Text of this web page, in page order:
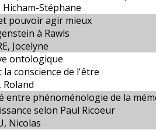
Hicham-Stéphane
pouvoir agir mieux
à Rawls
Jocelyne
ontologique
la conscience de l'être
Roland
entre phénoménologie de la
selon Paul Ricoeur
Nicolas